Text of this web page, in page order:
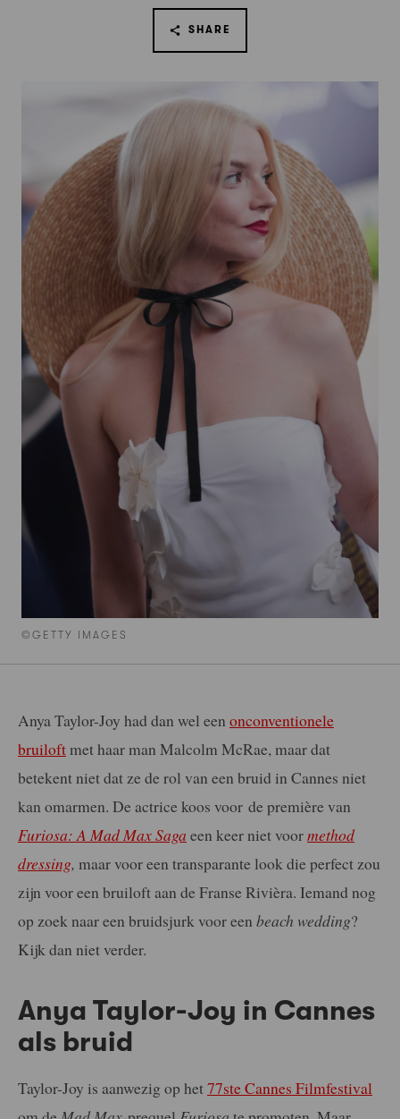
©GETTY IMAGES
SHARE
Anya Taylor-Joy had dan wel een onconventionele
bruiloft met haar man Malcolm McRae, maar dat
betekent niet dat ze de rol van een bruid in Cannes niet
kan omarmen. De actrice koos voor de première van
Furiosa: A Mad Max Saga een keer niet voormethod
dressing, maar voor een transparante look die perfect zou
zijn voor een bruiloft aan de Franse Rivièra. Iemand nog
op zoek naar een bruidsjurk voor een beach wedding?
Kijk dan niet verder.
Anya Taylor-Joy in Cannes
als bruid
Taylor-Joy is aanwezig op het77ste Cannes Filmfestival